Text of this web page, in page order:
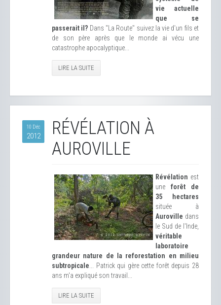
vie actuelle
que se
passerait il? Dans "La Route" suivez la vie d'un fils et
de son père après que le monde ai vécu une
catastrophe apocalyptique...
LIRE LA SUITE
10 Déc
2012
RÉVÉLATION À
AUROVILLE
Révélation est
une forêt de
35 hectares
située à
Auroville dans
le Sud de l'Inde,
véritable
laboratoire
grandeur nature de la reforestation en milieu
subtropicale ... Patrick qui gère cette forêt depuis 28
ans m'a expliqué son travail...
LIRE LA SUITE